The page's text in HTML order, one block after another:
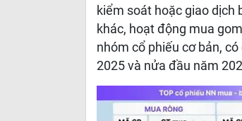
kiểm soát hoặc giao dịch
khác, hoạt động mua
nhóm cổ phiếu cơ bản,
2025 và nửa đầu năm